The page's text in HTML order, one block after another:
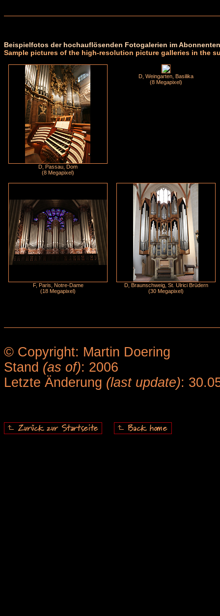
Beispielfotos der hochauflösenden Fotogalerien im
Sample pictures of the high-resolution picture galleries in the
D, Passau, Dom
(8 Megapixel)
D, Weingarten, Basilika
(8 Megapixel)
F, Paris, Notre-Dame
(18 Megapixel)
D, Braunschweig, St. Ulrici Brüdern
(30 Megapixel)
© Copyright: Martin Doering
Stand (as of): 2006
Letzte Änderung (last update):